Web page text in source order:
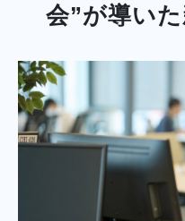
会”が導い